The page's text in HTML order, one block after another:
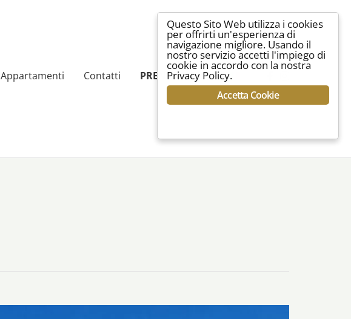
Appartamenti Contatti PRENOTA ORA
Questo Sito Web utilizza i cookies
per offrirti un'esperienza di
navigazione migliore. Usando il
nostro servizio accetti l'impiego di
cookie in accordo con la nostra
Privacy Policy.
Accetta Cookie